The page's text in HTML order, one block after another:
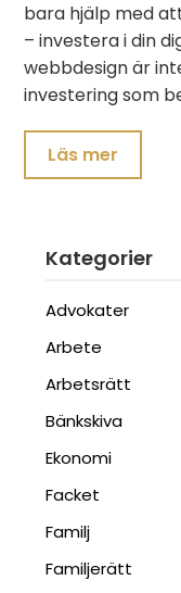
bara hjälp med
– investera i din
webbdesign är
investering som
Läs mer
Kategorier
Advokater
Arbete
Arbetsrätt
Bänkskiva
Ekonomi
Facket
Familj
Familjerätt